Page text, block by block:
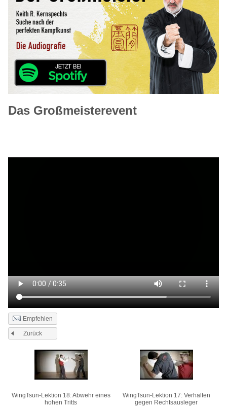
Das Großmeisterevent
Empfehlen
Zurück
WingTsun-Lektion 18: Abwehr eines
hohen Tritts
WingTsun-Lektion 17: Verhalten
gegen Rechtsausleger
Seiten